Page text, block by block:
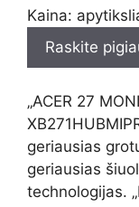
Kaina:
Raskite
„ACER 27
geriausias
geriausias
technologijas.